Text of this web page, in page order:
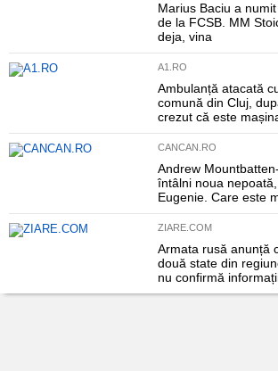
Marius Baciu a
de la FCSB. MM
deja, vina
A1.RO
Ambulanță atacată
comună din Cluj,
crezut că este
CANCAN.RO
Andrew
întâlni noua
Eugenie. Care este
ZIARE.COM
Armata rusă anunță
două state din
nu confirmă